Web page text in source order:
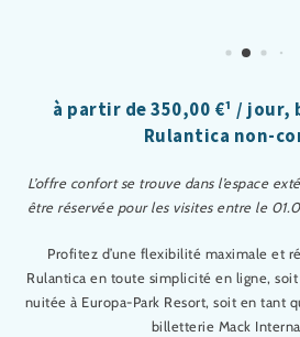
à partir de 350,00 €¹ / jour,
Rulantica non-
L’offre confort se trouve dans l’espace
être réservée pour les visites entre le
Profitez d’une flexibilité maximale et
Rulantica en toute simplicité en ligne,
nuitée à Europa-Park Resort, soit en tant
billetterie Mack